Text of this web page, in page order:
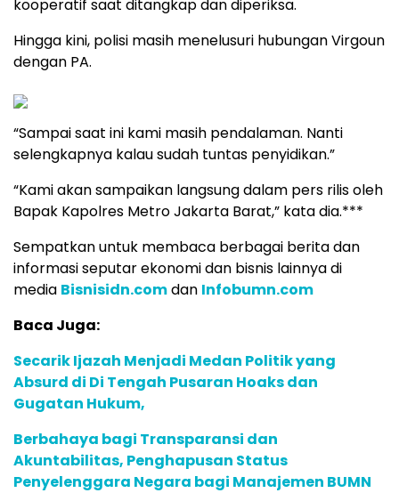
kooperatif saat ditangkap dan diperiksa.
Hingga kini, polisi masih menelusuri hubungan Virgoun
dengan PA.
“Sampai saat ini kami masih pendalaman. Nanti
selengkapnya kalau sudah tuntas penyidikan.”
“Kami akan sampaikan langsung dalam pers rilis oleh
Bapak Kapolres Metro Jakarta Barat,” kata dia.***
Sempatkan untuk membaca berbagai berita dan
informasi seputar ekonomi dan bisnis lainnya di
media Bisnisidn.comdan Infobumn.com
Baca Juga:
Secarik Ijazah Menjadi Medan Politik yang
Absurd di Di Tengah Pusaran Hoaks dan
Gugatan Hukum,
Berbahaya bagi Transparansi dan
Akuntabilitas, Penghapusan Status
Penyelenggara Negara bagi Manajemen BUMN